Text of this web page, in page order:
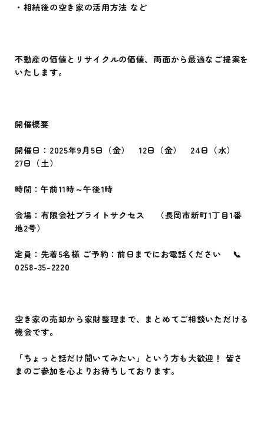
・相続後の空き家の活用方法 など
不動産の価値とリサイクルの価値、両面から最適なご提案を
いたします。
開催概要
開催日：2025年9月5日（金） 12日（金） 24日（水）
27日（土）
時間：午前11時～午後1時
会場：有限会社ブライトサクセス （長岡市新町1丁目1番
地2号）
定員：先着5名様 ご予約：前日までにお電話ください 📞
0258-35-2220
空き家の売却から家財整理まで、まとめてご相談いただける
機会です。
「ちょっと話だけ聞いてみたい」という方も大歓迎！ 皆さ
まのご参加を心よりお待ちしております。